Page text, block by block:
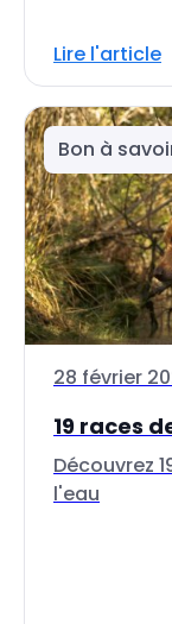
Lire l'article
Bon à
28 février
19 races
Découvrez
l'eau